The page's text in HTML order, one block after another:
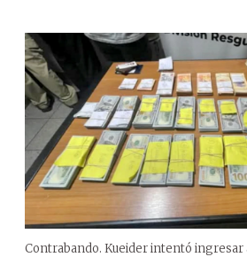
Contrabando. Kueider intentó ingresar